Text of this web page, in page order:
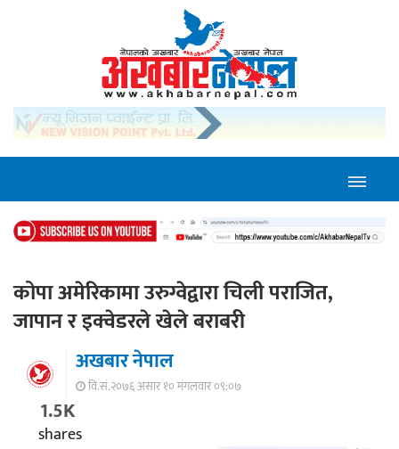
कोपा अमेरिकामा उरुग्वेद्वारा चिली पराजित,
जापान र इक्वेडरले खेले बराबरी
अखबार नेपाल
वि.सं.२०७६ असार १० मंगलवार ०९:०७
1.5K
shares